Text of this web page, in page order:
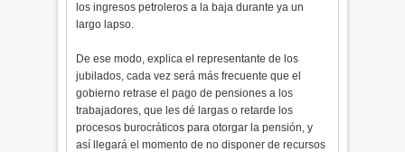
los ingresos petroleros a la baja durante ya un
largo lapso.
De ese modo, explica el representante de los
jubilados, cada vez será más frecuente que el
gobierno retrase el pago de pensiones a los
trabajadores, que les dé largas o retarde los
procesos burocráticos para otorgar la pensión, y
así llegará el momento de no disponer de recursos